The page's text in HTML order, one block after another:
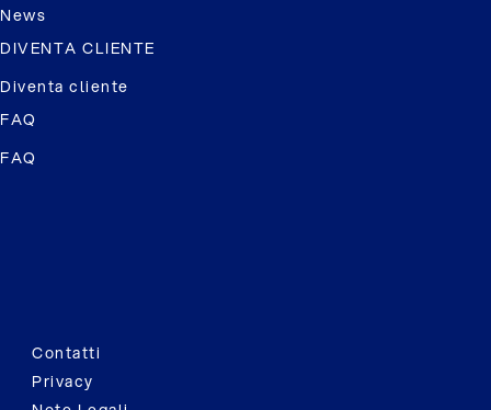
News
DIVENTA CLIENTE
Diventa cliente
FAQ
FAQ
Contatti
Privacy